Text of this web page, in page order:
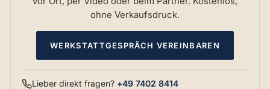
ohne Verkaufsdruck.
WERKSTATTGESPRÄCH VEREINBAREN
Lieber direkt fragen? +49 7402 8414